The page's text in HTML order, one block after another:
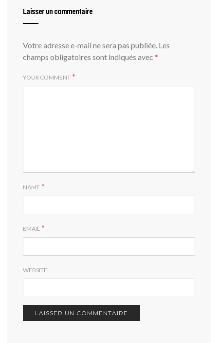
Laisser un commentaire
Votre adresse e-mail ne sera pas publiée. Les
champs obligatoires sont indiqués avec *
YOUR COMMENT *
NAME *
EMAIL *
WEBSITE